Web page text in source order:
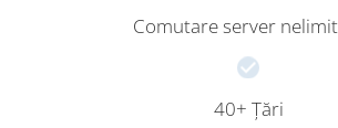
Comutare server
40+ Țări